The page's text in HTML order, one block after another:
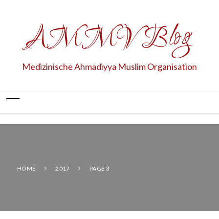
AMMV Blog
Medizinische Ahmadiyya Muslim Organisation
HOME 2017 PAGE 3